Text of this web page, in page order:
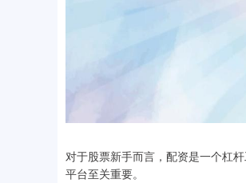
对于股票新手而言，配资是一个杠
平台至关重要。